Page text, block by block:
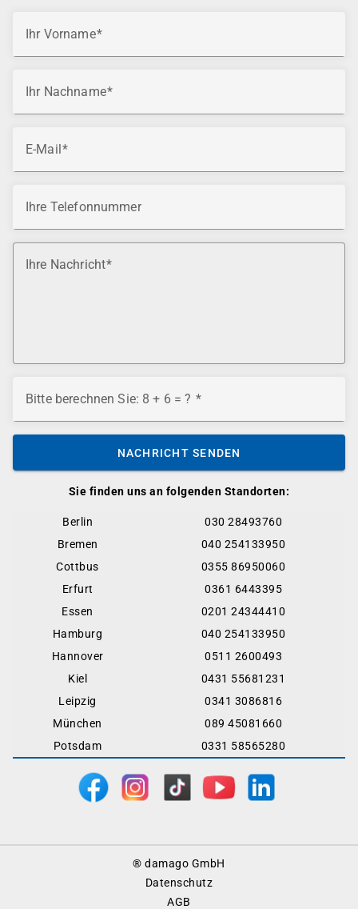
Sie finden uns an folgenden Standorten:
Berlin
030 28493760
Bremen
040 254133950
Cottbus
0355 86950060
Erfurt
0361 6443395
Essen
0201 24344410
Hamburg
040 254133950
Hannover
0511 2600493
Kiel
0431 55681231
Leipzig
0341 3086816
München
089 45081660
Potsdam
0331 58565280
Ihr Vorname
Ihr Nachname
E-Mail
Ihre Telefonnummer
Ihre Nachricht
Bitte berechnen Sie: 8 + 6 = ?
NACHRICHT SENDEN
® damago GmbH
Datenschutz
AGB